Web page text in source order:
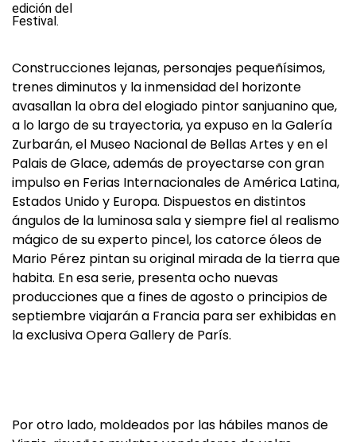
Construcciones lejanas, personajes pequeñísimos,
trenes diminutos y la inmensidad del horizonte
avasallan la obra del elogiado pintor sanjuanino que,
a lo largo de su trayectoria, ya expuso en la Galería
Zurbarán, el Museo Nacional de Bellas Artes y en el
Palais de Glace, además de proyectarse con gran
impulso en Ferias Internacionales de América Latina,
Estados Unido y Europa. Dispuestos en distintos
ángulos de la luminosa sala y siempre fiel al realismo
mágico de su experto pincel, los catorce óleos de
Mario Pérez pintan su original mirada de la tierra que
habita. En esa serie, presenta ocho nuevas
producciones que a fines de agosto o principios de
septiembre viajarán a Francia para ser exhibidas en
la exclusiva Opera Gallery de París.
Por otro lado, moldeados por las hábiles manos de